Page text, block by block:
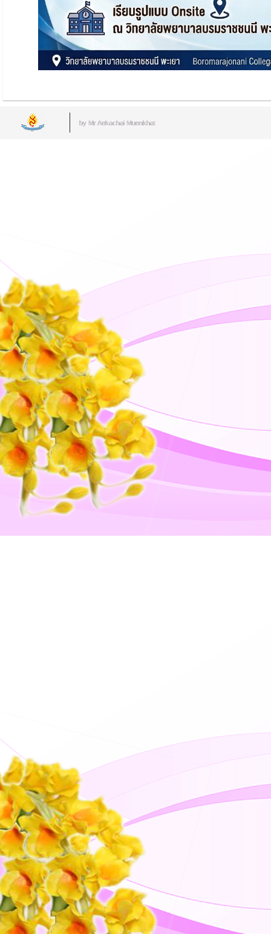
by Mr.Aekachai Muenkhat